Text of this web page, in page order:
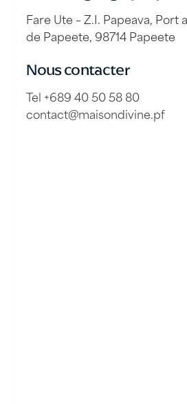
Fare Ute – Z.I. Papeava, Port
de Papeete, 98714 Papeete
Nous contacter
Tel +689 40 50 58 80
contact@maisondivine.pf